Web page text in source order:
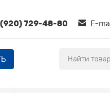
(920) 729-48-80 E-